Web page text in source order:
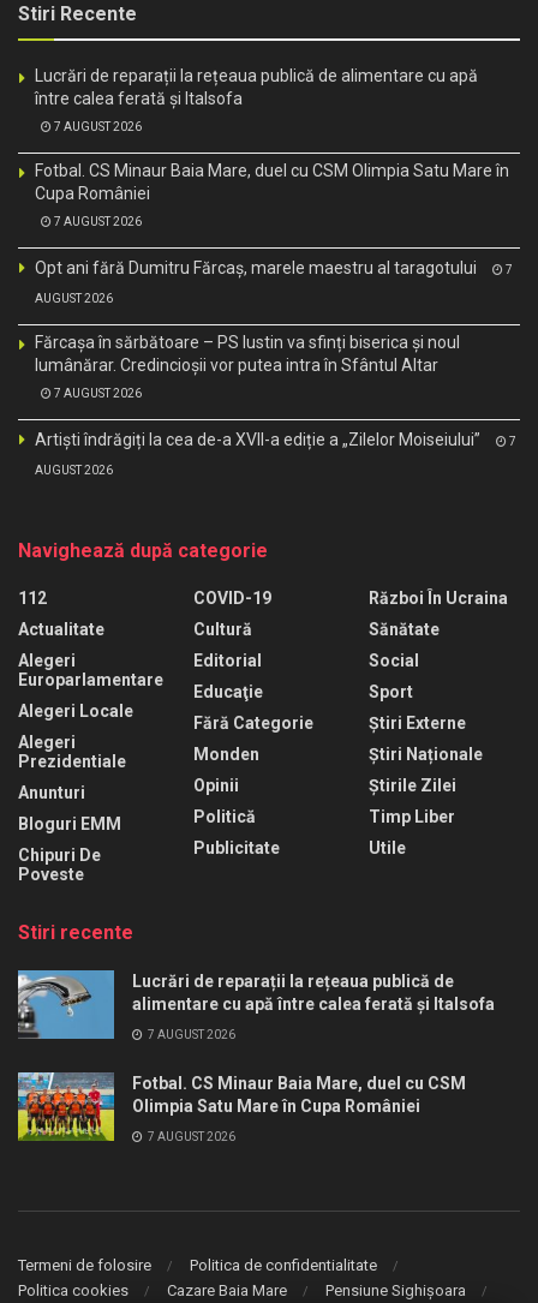
Stiri Recente
Lucrări de reparații la rețeaua publică de alimentare cu apă
între calea ferată și Italsofa
7 AUGUST 2026
Fotbal. CS Minaur Baia Mare, duel cu CSM Olimpia Satu Mare în
Cupa României
7 AUGUST 2026
Opt ani fără Dumitru Fărcaș, marele maestru al taragotului 7
AUGUST 2026
Fărcașa în sărbătoare – PS Iustin va sfinți biserica și noul
lumânărar. Credincioșii vor putea intra în Sfântul Altar
7 AUGUST 2026
Artiști îndrăgiți la cea de-a XVII-a ediție a „Zilelor Moiseiului” 7
AUGUST 2026
Navighează după categorie
112
Actualitate
Alegeri
Europarlamentare
Alegeri Locale
Alegeri
Prezidentiale
Anunturi
Bloguri EMM
Chipuri De
Poveste
COVID-19
Cultură
Editorial
Educaţie
Fără Categorie
Monden
Opinii
Politică
Publicitate
Război În Ucraina
Sănătate
Social
Sport
Știri Externe
Știri Naționale
Știrile Zilei
Timp Liber
Utile
Stiri recente
Lucrări de reparații la rețeaua publică de
alimentare cu apă între calea ferată și Italsofa
7 AUGUST 2026
Fotbal. CS Minaur Baia Mare, duel cu CSM
Olimpia Satu Mare în Cupa României
7 AUGUST 2026
Termeni de folosire
Politica de confidentialitate
Politica cookies
Cazare Baia Mare Pensiune Sighișoara